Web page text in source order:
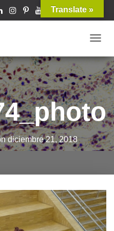
O
G
G
L
E
A
V
G
A
T
I
O
diciembre 21, 2018
Translate »